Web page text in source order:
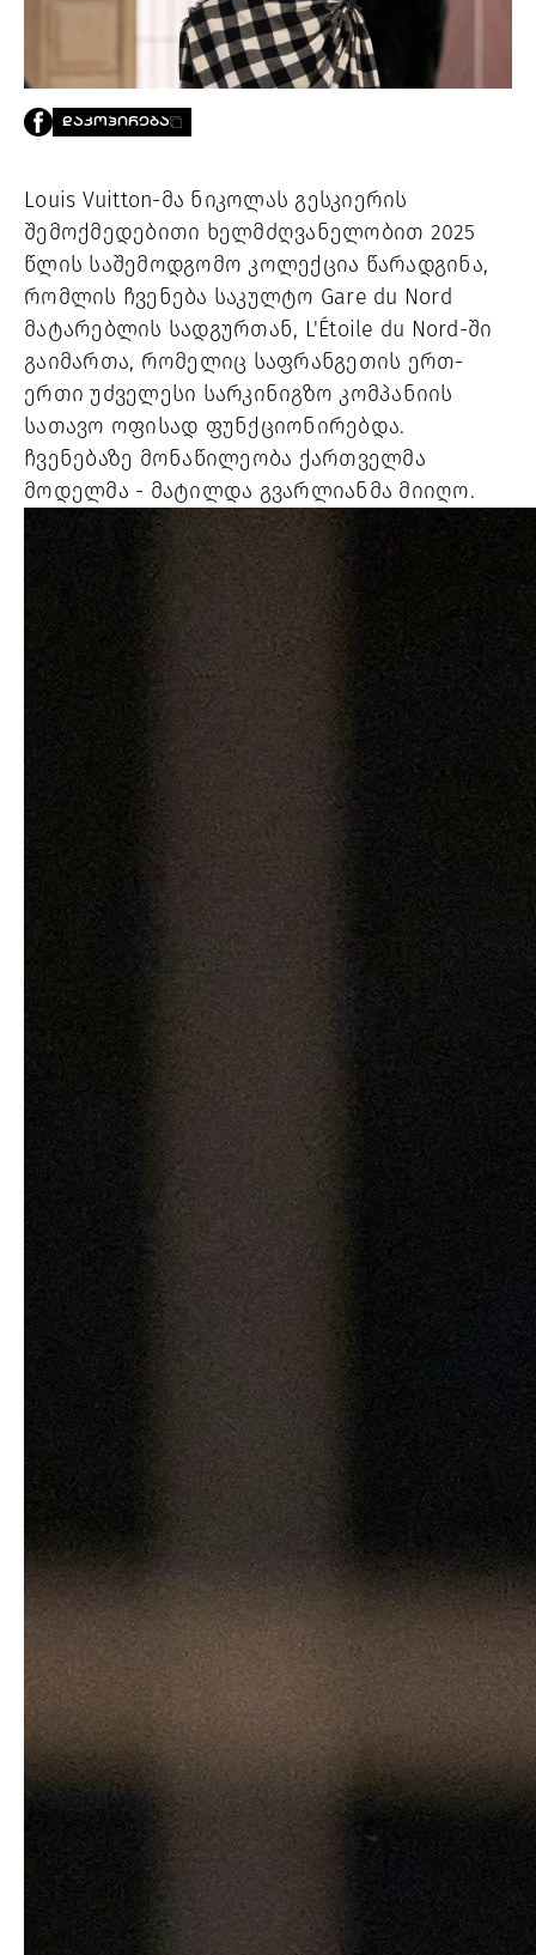
LIBRARY
SHOP
INFO@HAMMOCKMAGAZINE.GE
ᲩᲕᲔᲜ
ᲨᲔᲡᲐᲮᲔᲑ
STUDIO
ᲓᲐᲙᲝᲞᲘᲠᲔᲑᲐ
Louis Vuitton-მა ნიკოლას გესკიერის
შემოქმედებითი ხელმძღვანელობით 2025
წლის საშემოდგომო კოლექცია წარადგინა,
რომლის ჩვენება საკულტო Gare du Nord
მატარებლის სადგურთან, L'Étoile du Nord-ში
გაიმართა, რომელიც საფრანგეთის ერთ-
ერთი უძველესი სარკინიგზო კომპანიის
სათავო ოფისად ფუნქციონირებდა.
ჩვენებაზე მონაწილეობა ქართველმა
მოდელმა - მატილდა გვარლიანმა მიიღო.